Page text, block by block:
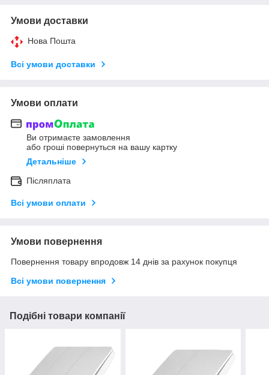
Умови доставки
Нова Пошта
Всі умови доставки
Умови оплати
Ви отримаєте замовлення
або гроші повернуться на вашу картку
Детальніше
Післяплата
Всі умови оплати
Умови повернення
Повернення товару впродовж 14 днів за рахунок покупця
Всі умови повернення
Подібні товари компанії